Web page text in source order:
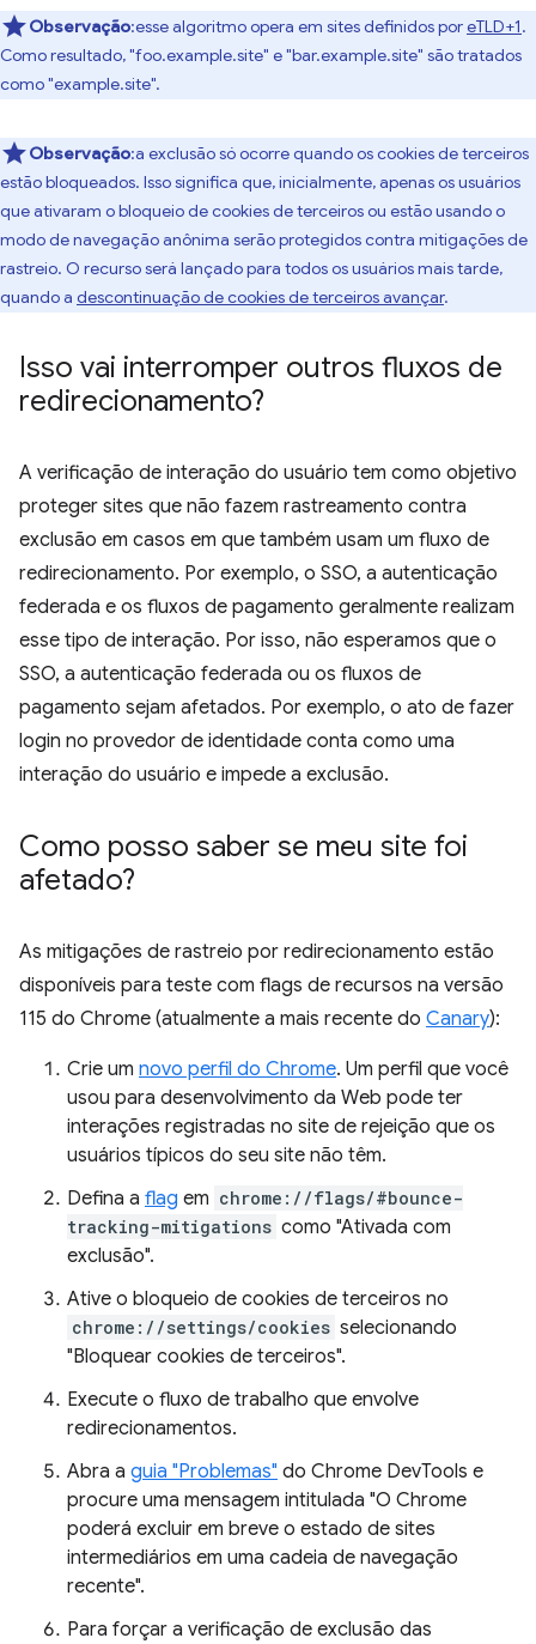
Observação:esse algoritmo opera em sites definidos poreTLD+1.
Como resultado, "foo.example.site" e "bar.example.site" são tratados
como "example.site".
Observação:a exclusão só ocorre quando os cookies de terceiros
estão bloqueados. Isso significa que, inicialmente, apenas os usuários
que ativaram o bloqueio de cookies de terceiros ou estão usando o
modo de navegação anônima serão protegidos contra mitigações de
rastreio. O recurso será lançado para todos os usuários mais tarde,
quando a descontinuação de cookies de terceiros avançar.
Isso vai interromper outros fluxos de
redirecionamento?
A verificação de interação do usuário tem como objetivo
proteger sites que não fazem rastreamento contra
exclusão em casos em que também usam um fluxo de
redirecionamento. Por exemplo, o SSO, a autenticação
federada e os fluxos de pagamento geralmente realizam
esse tipo de interação. Por isso, não esperamos que o
SSO, a autenticação federada ou os fluxos de
pagamento sejam afetados. Por exemplo, o ato de fazer
login no provedor de identidade conta como uma
interação do usuário e impede a exclusão.
Como posso saber se meu site foi
afetado?
As mitigações de rastreio por redirecionamento estão
disponíveis para teste com flags de recursos na versão
115 do Chrome (atualmente a mais recente do Canary):
Crie um novo perfil do Chrome. Um perfil que você
usou para desenvolvimento da Web pode ter
interações registradas no site de rejeição que os
usuários típicos do seu site não têm.
Defina a flag em chrome://flags/#bounce-
tracking-mitigations como "Ativada com
exclusão".
Ative o bloqueio de cookies de terceiros no
chrome://settings/cookies selecionando
"Bloquear cookies de terceiros".
Execute o fluxo de trabalho que envolve
redirecionamentos.
Abra a guia "Problemas" do Chrome DevTools e
procure uma mensagem intitulada "O Chrome
poderá excluir em breve o estado de sites
intermediários em uma cadeia de navegação
recente".
Para forçar a verificação de exclusão das